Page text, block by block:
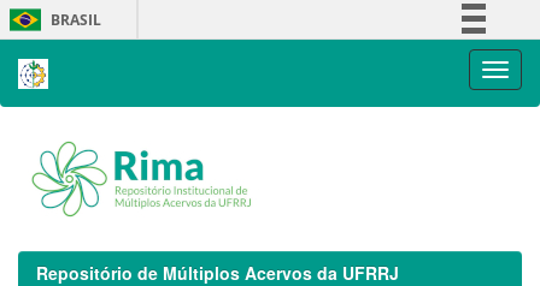
Skip
navigation
BRASIL
Repositório de Múltiplos Acervos da UFRRJ